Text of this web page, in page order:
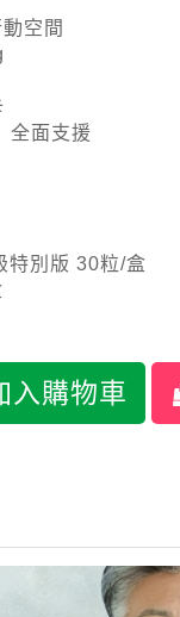
空間
全面支援
特別版 30粒/盒
入購物車